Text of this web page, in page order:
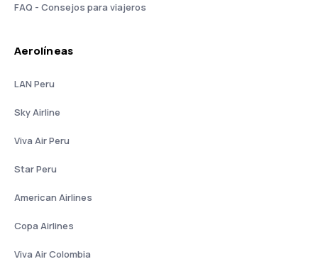
FAQ - Consejos para viajeros
Aerolíneas
LAN Peru
Sky Airline
Viva Air Peru
Star Peru
American Airlines
Copa Airlines
Viva Air Colombia